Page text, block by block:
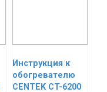
Инструкция к
обогревателю
CENTEK CT-6200